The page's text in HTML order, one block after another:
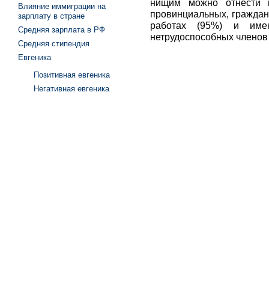
нищим можно отнести
провинциальных,
работах (95%) и
нетрудоспособных
Влияние иммиграции на
зарплату в стране
Средняя зарплата в РФ
Средняя стипендия
Евгеника
Позитивная евгеника
Негативная евгеника